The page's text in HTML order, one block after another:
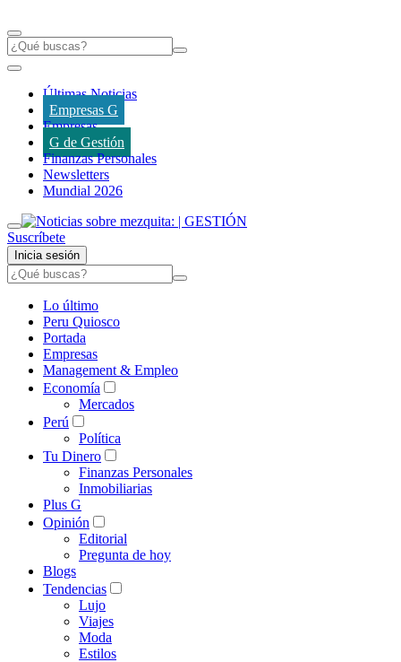
Últimas Noticias
Empresas G
Empresas
G de Gestión
Finanzas Personales
Newsletters
Mundial 2026
Suscríbete
Inicia sesión
Lo último
Peru Quiosco
Portada
Empresas
Management & Empleo
Economía
Mercados
Perú
Política
Tu Dinero
Finanzas Personales
Inmobiliarias
Plus G
Opinión
Editorial
Pregunta de hoy
Blogs
Tendencias
Lujo
Viajes
Moda
Estilos